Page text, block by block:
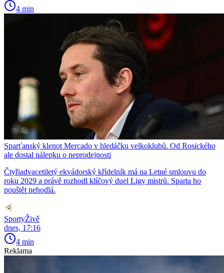
4 min
Sparťanský klenot Mercado v hledáčku velkoklubů. Od Rosického
ale dostal nálepku o neprodejnosti
Čtyřiadvacetiletý ekvádorský křídelník má na Letné smlouvu do
roku 2029 a právě rozhodl klíčový duel Ligy mistrů. Sparta ho
pouštět nehodlá.
SportyŽivě
dnes, 17:16
4 min
Reklama